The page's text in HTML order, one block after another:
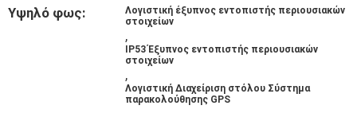
ΖΗΤΉΣΤΕ
ΑΠΌΣΠΑΣΜΑ
Υψηλό φως:
Λογιστική έξυπνος εντοπιστής περιουσιακών
στοιχείων
,
IP53 Έξυπνος εντοπιστής περιουσιακών
στοιχείων
,
Λογιστική Διαχείριση στόλου Σύστημα
παρακολούθησης GPS